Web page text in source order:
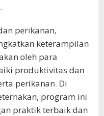
perikanan,
keterampilan
oleh para
produktivitas dan
perikanan. Di
program ini
praktik terbaik dan